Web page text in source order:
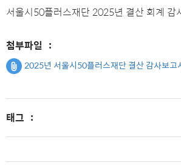
서울시50플러스재단 2025년 결산 회계 감
첨부파일 :
2025년 서울시50플러스재단 결산 감사보
태그 :